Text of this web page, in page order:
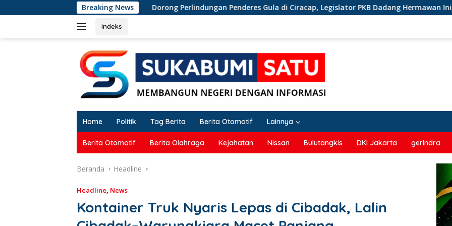
ke
Breaking News
Dorong Perlindungan Penderes Gula di Ciracap, Legislator PKB Dadang Hermawan Inisiasi Pembentukan
Indeks
Home Politik Tag Berita Berita Otomotif Lainnya
Berita Otomotif Berita Olahraga Kejahatan Nissan Bulutangkis DKI Jakarta gerindra
Beranda Headline
Headline, News
Kontainer Truk Nyaris Lepas di Cibadak, Lalin